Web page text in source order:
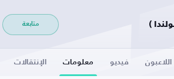
متابعة
اللاعبون فيديو معلومات الإنتقالات